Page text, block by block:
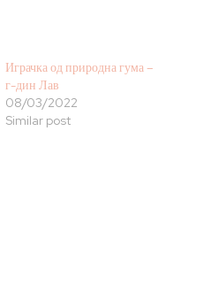
Играчка од природна гума –
г-дин Лав
08/03/2022
Similar post